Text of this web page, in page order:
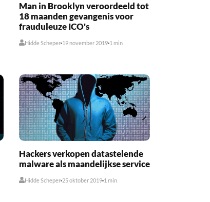
Man in Brooklyn veroordeeld tot
18 maanden gevangenis voor
frauduleuze ICO's
Hidde Scheper 19 november 2019 1 min
Hackers verkopen datastelende
malware als maandelijkse service
Hidde Scheper 25 oktober 2019 1 min